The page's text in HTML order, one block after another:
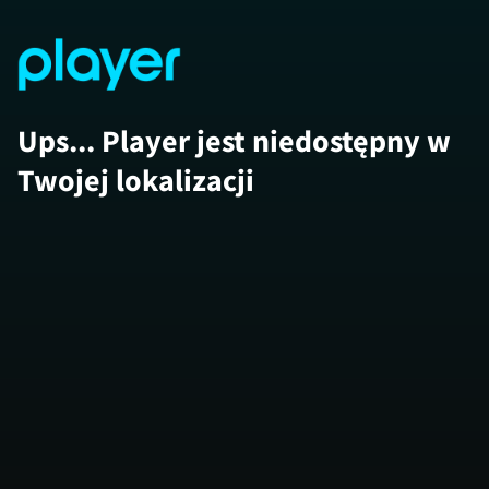
Ups... Player jest niedostępny w
Twojej lokalizacji